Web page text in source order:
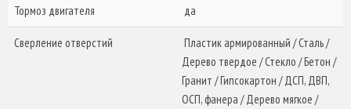
Тормоз двигателя да
Сверление отверстий
Пластик армированный / Сталь /
Дерево твердое / Стекло / Бетон /
Гранит / Гипсокартон / ДСП, ДВП,
ОСП, фанера / Дерево мягкое /